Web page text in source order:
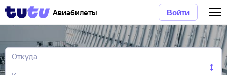
Авиабилеты Войти